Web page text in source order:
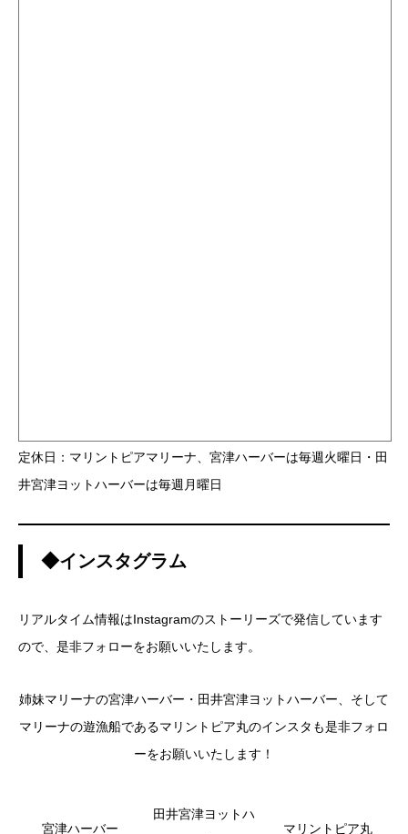
定休日：マリントピアマリーナ、宮津ハーバーは毎週火曜日・田
井宮津ヨットハーバーは毎週月曜日
◆インスタグラム
リアルタイム情報はInstagramのストーリーズで発信しています
ので、是非フォローをお願いいたします。
姉妹マリーナの宮津ハーバー・田井宮津ヨットハーバー、そして
マリーナの遊漁船であるマリントピア丸のインスタも是非フォロ
ーをお願いいたします！
宮津ハーバー
田井宮津ヨットハ
マリントピア丸